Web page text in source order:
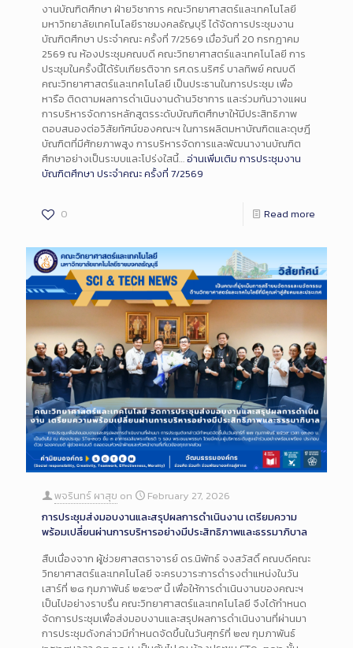
งานบัณฑิตศึกษา ฝ่ายวิชาการ คณะวิทยาศาสตร์และเทคโนโลยี
มหาวิทยาลัยเทคโนโลยีราชมงคลธัญบุรี ได้จัดการประชุมงาน
บัณฑิตศึกษา ประจำคณะ ครั้งที่ 7/2569 เมื่อวันที่ 20 กรกฎาคม
2569 ณ ห้องประชุมคณบดี คณะวิทยาศาสตร์และเทคโนโลยี การ
ประชุมในครั้งนี้ได้รับเกียรติจาก รศ.ดร.นริศร์ บาลทิพย์ คณบดี
คณะวิทยาศาสตร์และเทคโนโลยี เป็นประธานในการประชุม เพื่อ
หารือ ติดตามผลการดำเนินงานด้านวิชาการ และร่วมกันวางแผน
การบริหารจัดการหลักสูตรระดับบัณฑิตศึกษาให้มีประสิทธิภาพ
ตอบสนองต่อวิสัยทัศน์ของคณะฯ ในการผลิตมหาบัณฑิตและดุษฎี
บัณฑิตที่มีศักยภาพสูง การบริหารจัดการและพัฒนางานบัณฑิต
ศึกษาอย่างเป็นระบบและโปร่งใสนี้…อ่านเพิ่มเติม การประชุมงาน
บัณฑิตศึกษา ประจำคณะ ครั้งที่ 7/2569
0 Read more
พจรินทร์ ผาสุข on
February 27, 2026
การประชุมส่งมอบงานและสรุปผลการดำเนินงาน เตรียมความ
พร้อมเปลี่ยนผ่านการบริหารอย่างมีประสิทธิภาพและธรรมาภิบาล
สืบเนื่องจาก ผู้ช่วยศาสตราจารย์ ดร.นิพัทธ์ จงสวัสดิ์ คณบดีคณะ
วิทยาศาสตร์และเทคโนโลยี จะครบวาระการดำรงตำแหน่งในวัน
เสาร์ที่ ๒๘ กุมภาพันธ์ ๒๕๖๙ นี้ เพื่อให้การดำเนินงานของคณะฯ
เป็นไปอย่างราบรื่น คณะวิทยาศาสตร์และเทคโนโลยี จึงได้กำหนด
จัดการประชุมเพื่อส่งมอบงานและสรุปผลการดำเนินงานที่ผ่านมา
การประชุมดังกล่าวมีกำหนดจัดขึ้นในวันศุกร์ที่ ๒๗ กุมภาพันธ์